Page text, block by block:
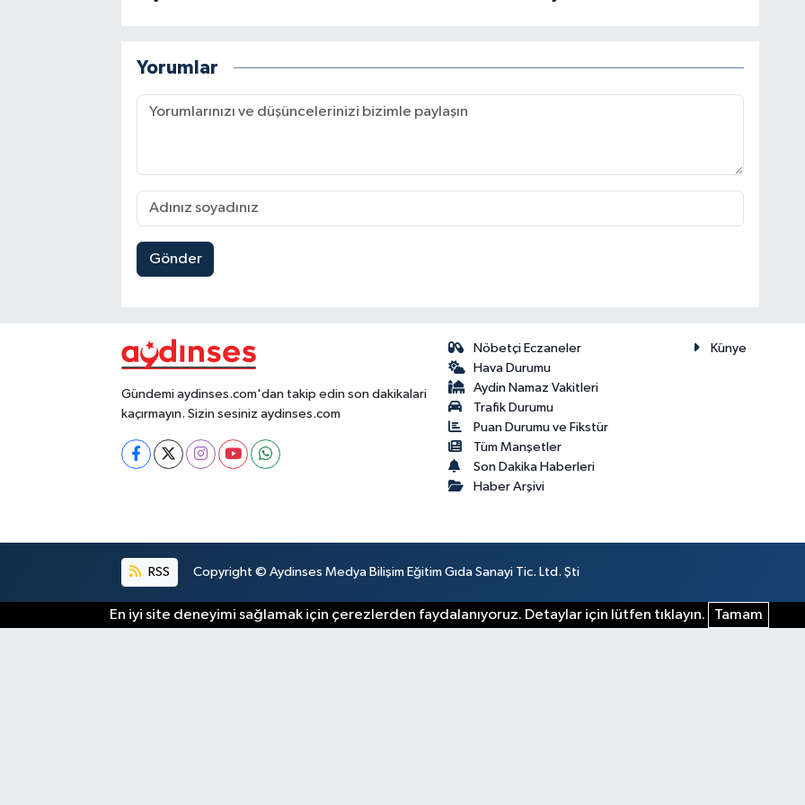
Yorumlar
Gönder
Gündemi aydinses.com'dan takip edin son dakikalari
kaçırmayın. Sizin sesiniz aydinses.com
Nöbetçi Eczaneler
Hava Durumu
Aydin Namaz Vakitleri
Trafik Durumu
Puan Durumu ve Fikstür
Tüm Manşetler
Son Dakika Haberleri
Haber Arşivi
Künye
RSS Copyright © Aydinses Medya Bilişim Eğitim Gıda Sanayi Tic. Ltd. Şti
En iyi site deneyimi sağlamak için çerezlerden faydalanıyoruz. Detaylar için lütfen tıklayın. Tamam